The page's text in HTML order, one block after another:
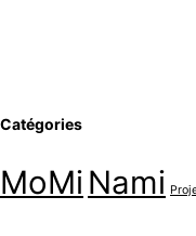
Catégories
MoMi Nami